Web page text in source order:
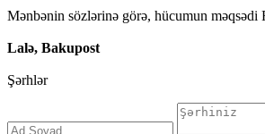
Mənbənin sözlərinə görə, hücumun
Lalə, Bakupost
Şərhlər